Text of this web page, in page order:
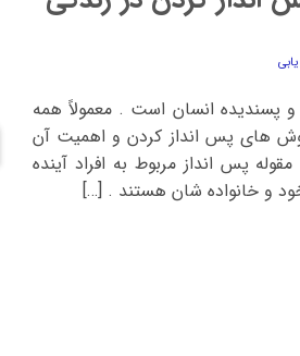
پسندیده انسان است . معمولاً همه
های پس انداز کردن و اهمیت آن
پس انداز مربوط به افراد آینده
و خانواده شان هستند . […]